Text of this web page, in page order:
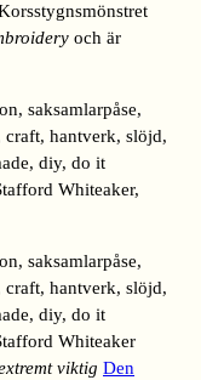
och är
viktig Den